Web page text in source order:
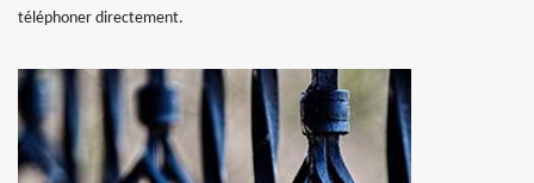
téléphoner directement.